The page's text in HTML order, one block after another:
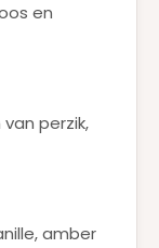
en
perzik,
amber